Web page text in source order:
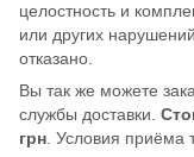
целостность и
или других
отказано.
Вы так же можете
службы доставки.
грн. Условия приёма